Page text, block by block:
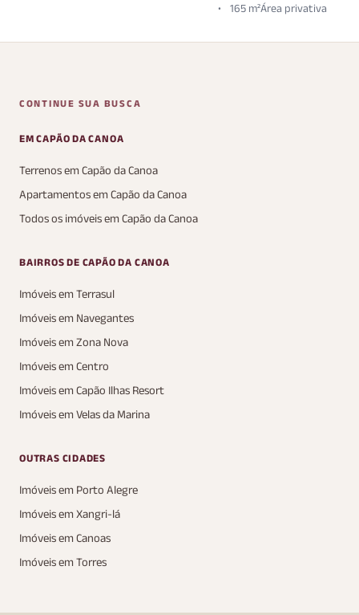
165 m²
CONTINUE SUA BUSCA
EM CAPÃO DA CANOA
Terrenos em Capão da Canoa
Apartamentos em Capão da Canoa
Todos os imóveis em Capão da Canoa
BAIRROS DE CAPÃO DA CANOA
Imóveis em Terrasul
Imóveis em Navegantes
Imóveis em Zona Nova
Imóveis em Centro
Imóveis em Capão Ilhas Resort
Imóveis em Velas da Marina
OUTRAS CIDADES
Imóveis em Porto Alegre
Imóveis em Xangri-lá
Imóveis em Canoas
Imóveis em Torres